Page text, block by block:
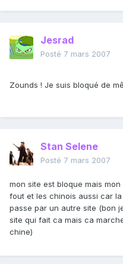
Jesrad
Posté 7 mars 2007
Zounds ! Je suis bloqué de
Stan Selene
Posté 7 mars 2007
mon site est bloque mais
fout et les chinois aussi car
passe par un autre site (bon
site qui fait ca mais ca
chine)